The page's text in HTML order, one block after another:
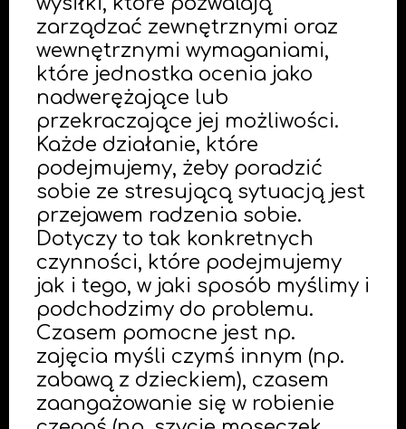
zarządzać zewnętrznymi oraz
wewnętrznymi wymaganiami,
które jednostka ocenia jako
nadwerężające lub
przekraczające jej możliwości.
Każde działanie, które
podejmujemy, żeby poradzić
sobie ze stresującą sytuacją jest
przejawem radzenia sobie.
Dotyczy to tak konkretnych
czynności, które podejmujemy
jak i tego, w jaki sposób myślimy i
podchodzimy do problemu.
Czasem pomocne jest np.
zajęcia myśli czymś innym (np.
zabawą z dzieckiem), czasem
zaangażowanie się w robienie